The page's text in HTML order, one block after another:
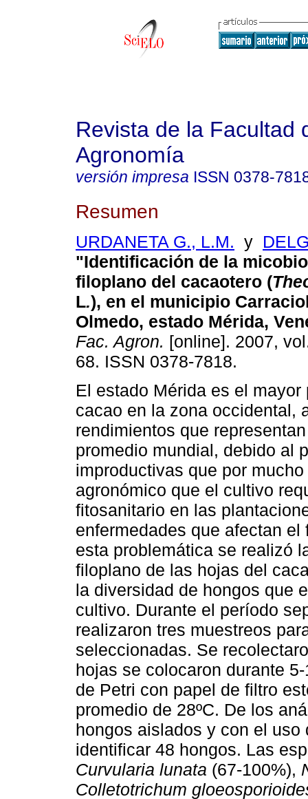
Revista de la Facultad
Agronomía
versión impresa ISSN 0378-
Resumen
URDANETA G., L.M. y
"Identificación de la
filoplano del cacaotero (
L.), en el municipio
Olmedo, estado Mérida,
Fac. Agron. [online]. 2007,
68. ISSN 0378-7818.
El estado Mérida es el mayor
cacao en la zona occidental,
rendimientos que
promedio mundial, debido al
improductivas que por
agronómico que el cultivo
fitosanitario en las
enfermedades que afectan
esta problemática se realizó
filoplano de las hojas del
la diversidad de hongos que
cultivo. Durante el período
realizaron tres muestreos
seleccionadas. Se
hojas se colocaron durante
de Petri con papel de filtro
promedio de 28ºC. De los
hongos aislados y con el
identificar 48 hongos. Las
Curvularia lunata (67-100%),
Colletotrichum